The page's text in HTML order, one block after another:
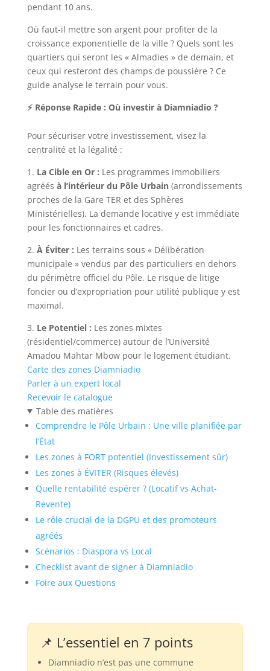
pendant 10 ans.
Où faut-il mettre son argent pour profiter de la
croissance exponentielle de la ville ? Quels sont les
quartiers qui seront les « Almadies » de demain, et
ceux qui resteront des champs de poussière ? Ce
guide analyse le terrain pour vous.
⚡ Réponse Rapide : Où investir à Diamniadio ?
Pour sécuriser votre investissement, visez la
centralité et la légalité :
1. La Cible en Or : Les programmes immobiliers
agréés à l’intérieur du Pôle Urbain(arrondissements
proches de la Gare TER et des Sphères
Ministérielles). La demande locative y est immédiate
pour les fonctionnaires et cadres.
2. À Éviter : Les terrains sous « Délibération
municipale » vendus par des particuliers en dehors
du périmètre officiel du Pôle. Le risque de litige
foncier ou d’expropriation pour utilité publique y est
maximal.
3. Le Potentiel : Les zones mixtes
(résidentiel/commerce) autour de l’Université
Amadou Mahtar Mbow pour le logement étudiant.
Carte des zones Diamniadio
Parler à un expert local
Recevoir le catalogue
Table des matières
Comprendre le Pôle Urbain : Une ville planifiée par
l’État
Les zones à FORT potentiel (Investissement sûr)
Les zones à ÉVITER (Risques élevés)
Quelle rentabilité espérer ? (Locatif vs Achat-
Revente)
Le rôle crucial de la DGPU et des promoteurs
agréés
Scénarios : Diaspora vs Local
Checklist avant de signer à Diamniadio
Foire aux Questions
📌 L’essentiel en 7 points
Diamniadio n’est pas une commune